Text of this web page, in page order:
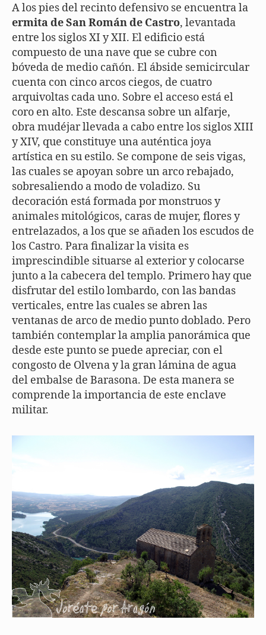
A los pies del recinto defensivo se encuentra la
ermita de San Román de Castro, levantada
entre los siglos XI y XII. El edificio está
compuesto de una nave que se cubre con
bóveda de medio cañón. El ábside semicircular
cuenta con cinco arcos ciegos, de cuatro
arquivoltas cada uno. Sobre el acceso está el
coro en alto. Este descansa sobre un alfarje,
obra mudéjar llevada a cabo entre los siglos XIII
y XIV, que constituye una auténtica joya
artística en su estilo. Se compone de seis vigas,
las cuales se apoyan sobre un arco rebajado,
sobresaliendo a modo de voladizo. Su
decoración está formada por monstruos y
animales mitológicos, caras de mujer, flores y
entrelazados, a los que se añaden los escudos de
los Castro. Para finalizar la visita es
imprescindible situarse al exterior y colocarse
junto a la cabecera del templo. Primero hay que
disfrutar del estilo lombardo, con las bandas
verticales, entre las cuales se abren las
ventanas de arco de medio punto doblado. Pero
también contemplar la amplia panorámica que
desde este punto se puede apreciar, con el
congosto de Olvena y la gran lámina de agua
del embalse de Barasona. De esta manera se
comprende la importancia de este enclave
militar.